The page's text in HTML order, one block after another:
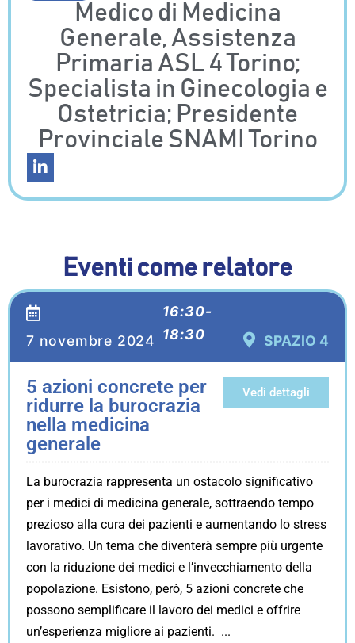
Medico di Medicina
Generale, Assistenza
Primaria ASL 4 Torino;
Specialista in Ginecologia e
Ostetricia; Presidente
Provinciale SNAMI Torino
Eventi come relatore
7 novembre 2024
16:30-
18:30
SPAZIO 4
5 azioni concrete per
ridurre la burocrazia
nella medicina
generale
Vedi dettagli
La burocrazia rappresenta un ostacolo significativo
per i medici di medicina generale, sottraendo tempo
prezioso alla cura dei pazienti e aumentando lo stress
lavorativo. Un tema che diventerà sempre più urgente
con la riduzione dei medici e l’invecchiamento della
popolazione. Esistono, però, 5 azioni concrete che
possono semplificare il lavoro dei medici e offrire
un’esperienza migliore ai pazienti.